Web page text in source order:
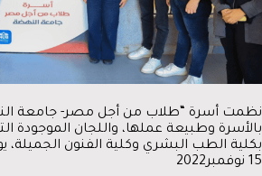
نظمت أسرة “طلاب من أجل مصر- جامعة
بالأسرة وطبيعة عملها، واللجان الموجودة
15 نوفمبر2022